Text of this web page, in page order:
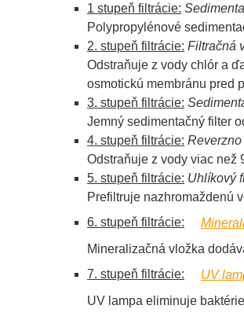
1 stupeň filtrácie:
Polypropylénové
2. stupeň filtrácie: Filtračná
Odstraňuje z vody chlór a
osmotickú membránu pred
3. stupeň filtrácie:
Jemný sedimentačný filter
4. stupeň filtrácie:
Odstraňuje z vody viac než
5. stupeň filtrácie: Uhlíkový
Prefiltruje nazhromaždenú
6. stupeň filtrácie:
Mineralizačná vložka
7. stupeň filtrácie:
UV
UV lampa eliminuje